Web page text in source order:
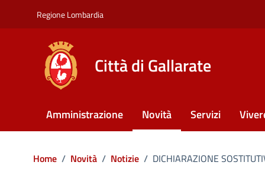
Regione Lombardia
Città di Gallarate
Amministrazione Novità Servizi
Home / Novità / Notizie / DICHIARAZIONE